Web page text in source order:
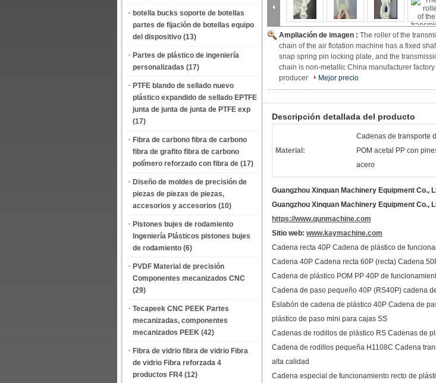
botella bucks soporte de botellas
partes de fijación de botellas equipo
del dispositivo (13)
Partes de plástico de ingeniería
personalizadas (17)
PTFE blando de sellado nuevo
plástico expandido de sellado EPTFE
junta de junta de junta de PTFE exp
(17)
Fibra de carbono fibra de carbono
fibra de grafito fibra de carbono
polímero reforzado con fibra de (17)
Diseño de moldes de precisión de
piezas de piezas de piezas,
accesorios y accesorios (10)
Pistones bujes de rodamiento
Ingeniería Plásticos pistones bujes
de rodamiento (6)
PVDF Material de precisión
Componentes mecanizados CNC
(29)
Tecapeek CNC PEEK Partes
mecanizadas, componentes
mecanizados PEEK (42)
Fibra de vidrio fibra de vidrio Fibra
de vidrio Fibra reforzada 4
productos FR4 (12)
Ampliación de imagen : The roller of the
chain of the air flotation machine has a fixed
snap spring pin locking plate, and the
chain is non-metallic China manufacturer factory
producer
Mejor precio
Descripción detallada del producto
Material:
Cadenas de transporte
POM acetal PP con
acero
Guangzhou Xinquan Machinery Equipment Co.,
Guangzhou Xinquan Machinery Equipment Co.,
https://www.qunmachine.com
Sitio web: www.kaymachine.com
Cadena recta 40P Cadena de plástico de
Cadena 40P Cadena recta 60P (recta) Cadena
Cadena de plástico POM PP 40P de
Cadena de paso pequeño 40P (RS40P) cadena
Eslabón de cadena de plástico 40P Cadena de
plástico de paso mini para cajas SS
Cadenas de rodillos de plástico RS Cadenas de
Cadena de rodillos pequeña H1108C Cadena
alta calidad
Cadena especial de funcionamiento recto de